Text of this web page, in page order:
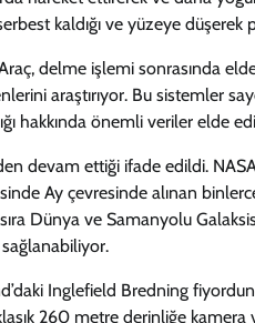
kaldığı ve yüzeye düşerek
delme işlemi sonrasında
araştırıyor. Bu sistemler
hakkında önemli veriler elde
devam ettiği ifade edildi.
Ay çevresinde alınan
Dünya ve Samanyolu
Inglefield Bredning
260 metre derinliğe